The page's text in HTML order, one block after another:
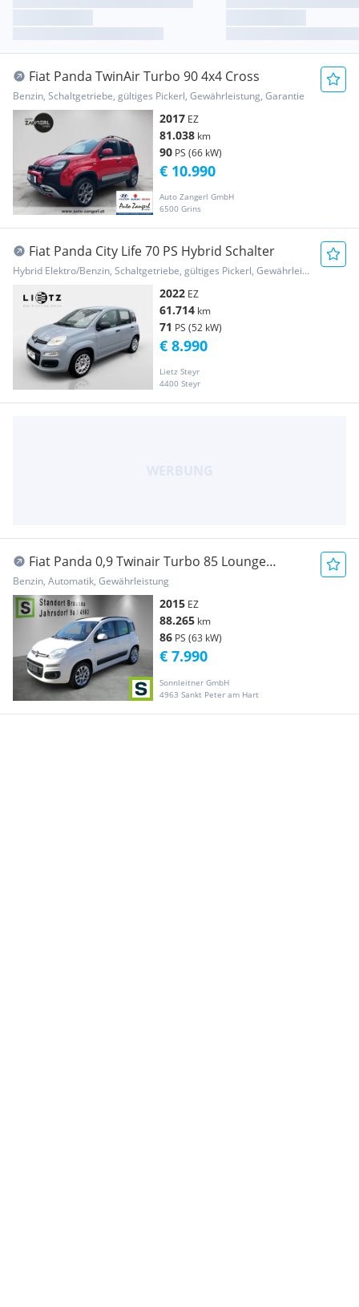
Fiat Panda TwinAir Turbo 90 4x4 Cross
Benzin, Schaltgetriebe, gültiges Pickerl, Gewährleistung, Garantie
2017 EZ
81.038 km
90 PS (66 kW)
Auto Zangerl GmbH
6500 Grins
€ 10.990
Fiat Panda City Life 70 PS Hybrid Schalter
Hybrid Elektro/Benzin, Schaltgetriebe, gültiges Pickerl, Gewährleistung
2022 EZ
61.714 km
71 PS (52 kW)
Lietz Steyr
4400 Steyr
€ 8.990
Fiat Panda 0,9 Twinair Turbo 85 Lounge
Dualogic
Benzin, Automatik, Gewährleistung
2015 EZ
88.265 km
86 PS (63 kW)
Sonnleitner GmbH
4963 Sankt Peter am Hart
€ 7.990